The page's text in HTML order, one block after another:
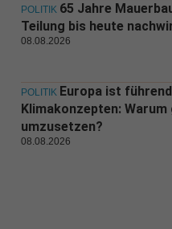
POLITIK 65 Jahre
Teilung bis heute
08.08.2026
POLITIK Europa ist
Klimakonzepten:
umzusetzen?
08.08.2026